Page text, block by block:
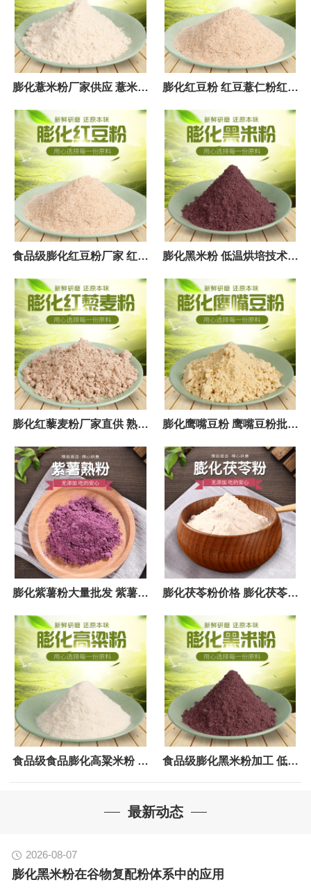
膨化薏米粉厂家供应 薏米粉
纯度高 低温烘培膨化技术工
艺
膨化红豆粉 红豆薏仁粉红豆
五谷杂粮 代餐粉批发
食品级膨化红豆粉厂家 红豆
薏仁粉现货销售
膨化黑米粉 低温烘培技术制
造 熟化黑米粉 25千克装
膨化红藜麦粉厂家直供 熟粉
健康烘焙原料饼干代餐粉添
加25kg公斤
膨化鹰嘴豆粉 鹰嘴豆粉批发
供应 熟鹰嘴豆粉原料
膨化紫薯粉大量批发 紫薯粉
量大从优 紫薯粉品质高
膨化茯苓粉价格 膨化茯苓粉
原料粉 供应商茯苓粉销售
食品级食品膨化高粱米粉 粗 食品级膨化黑米粉加工 低温
最新动态
2026-08-07
膨化黑米粉在谷物复配粉体系中的应用